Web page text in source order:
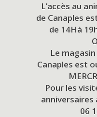
L’accès au
de Canaples
de 14Hà
Le
Canaples est
Pour les
anniversaires
06